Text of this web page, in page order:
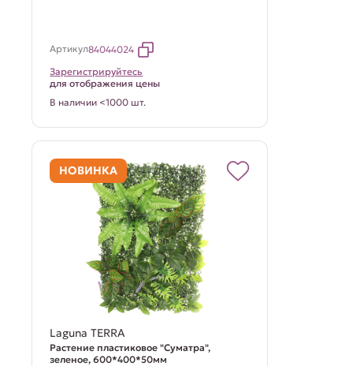
Артикул84044024
Зарегистрируйтесь
для отображения цены
В наличии <1000 шт.
НОВИНКА
Laguna TERRA
Растение пластиковое "Суматра",
зеленое, 600*400*50мм